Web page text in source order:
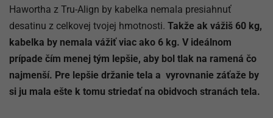
Hawortha z Tru-Align by kabelka nemala presiahnuť
desatinu z celkovej tvojej hmotnosti. Takže ak vážiš 60 kg,
kabelka by nemala vážiť viac ako 6 kg. V ideálnom
prípade čím menej tým lepšie, aby bol tlak na ramená čo
najmenší. Pre lepšie držanie tela a vyrovnanie záťaže by
si ju mala ešte k tomu striedať na obidvoch stranách tela.